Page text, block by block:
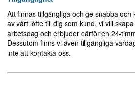
Att finnas tillgängliga och ge snabba och
av vårt löfte till dig som kund, vi vill
arbetsdag och erbjuder därför en 24-
Dessutom finns vi även tillgängliga
inte att kontakta oss.